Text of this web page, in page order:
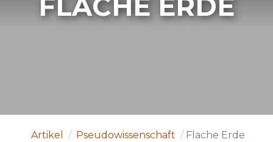
Artikel / Pseudowissenschaft / Flache Erde